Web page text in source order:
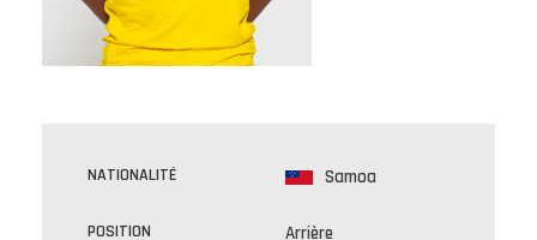
NATIONALITÉ Samoa
POSITION Arrière